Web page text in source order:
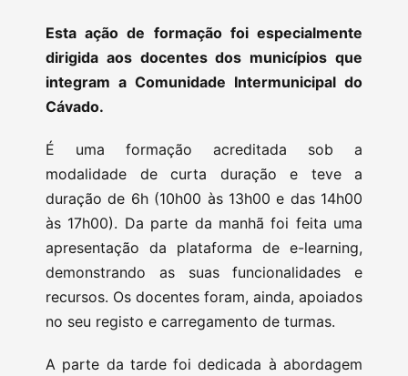
Esta ação de formação foi especialmente
dirigida aos docentes dos municípios que
integram a Comunidade Intermunicipal do
Cávado.
É uma formação acreditada sob a
modalidade de curta duração e teve a
duração de 6h (10h00 às 13h00 e das 14h00
às 17h00). Da parte da manhã foi feita uma
apresentação da plataforma de e-learning,
demonstrando as suas funcionalidades e
recursos. Os docentes foram, ainda, apoiados
no seu registo e carregamento de turmas.
A parte da tarde foi dedicada à abordagem